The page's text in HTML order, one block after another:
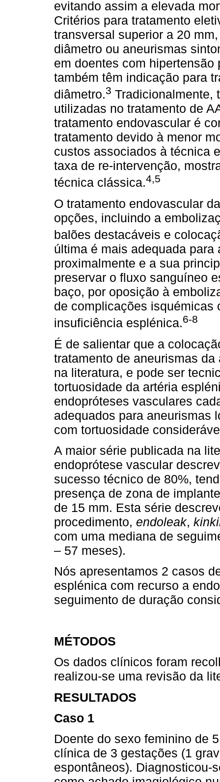
evitando assim a elevada
Critérios para tratamento
transversal superior a 20
diâmetro ou aneurismas
em doentes com
também têm indicação para
diâmetro.3 Tradicionalmente,
utilizadas no tratamento de
tratamento endovascular é
tratamento devido à menor
custos associados à técnica
taxa de re-intervenção,
técnica clássica.4,5
O tratamento endovascular
opções, incluindo a
balões destacáveis e
última é mais adequada
proximalmente e a sua
preservar o fluxo sanguíneo
baço, por oposição à
de complicações isquémicas
insuficiência esplénica.6-8
É de salientar que a
tratamento de aneurismas
na literatura, e pode ser
tortuosidade da artéria
endopróteses vasculares
adequados para aneurismas
com tortuosidade
A maior série publicada na
endoprótese vascular
sucesso técnico de 80%,
presença de zona de
de 15 mm. Esta série
procedimento, endoleak,
com uma mediana de
– 57 meses).
Nós apresentamos 2 casos
esplénica com recurso a
seguimento de duração
MÉTODOS
Os dados clínicos foram
realizou-se uma revisão da
RESULTADOS
Caso 1
Doente do sexo feminino de
clínica de 3 gestações (1
espontâneos). Diagnosticou-